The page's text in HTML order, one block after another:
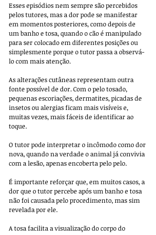
Esses episódios nem sempre são percebidos
pelos tutores, mas a dor pode se manifestar
em momentos posteriores, como depois de
um banho e tosa, quando o cão é manipulado
para ser colocado em diferentes posições ou
simplesmente porque o tutor passa a observá-
lo com mais atenção.
As alterações cutâneas representam outra
fonte possível de dor. Com o pelo tosado,
pequenas escoriações, dermatites, picadas de
insetos ou alergias ficam mais visíveis e,
muitas vezes, mais fáceis de identificar ao
toque.
O tutor pode interpretar o incômodo como dor
nova, quando na verdade o animal já convivia
com a lesão, apenas encoberta pelo pelo.
É importante reforçar que, em muitos casos, a
dor que o tutor percebe após um banho e tosa
não foi causada pelo procedimento, mas sim
revelada por ele.
A tosa facilita a visualização do corpo do